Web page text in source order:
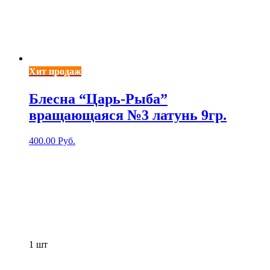
Хит продаж
Блесна “Царь-Рыба”
вращающаяся №3 латунь 9гр.
400.00 Руб.
1 шт